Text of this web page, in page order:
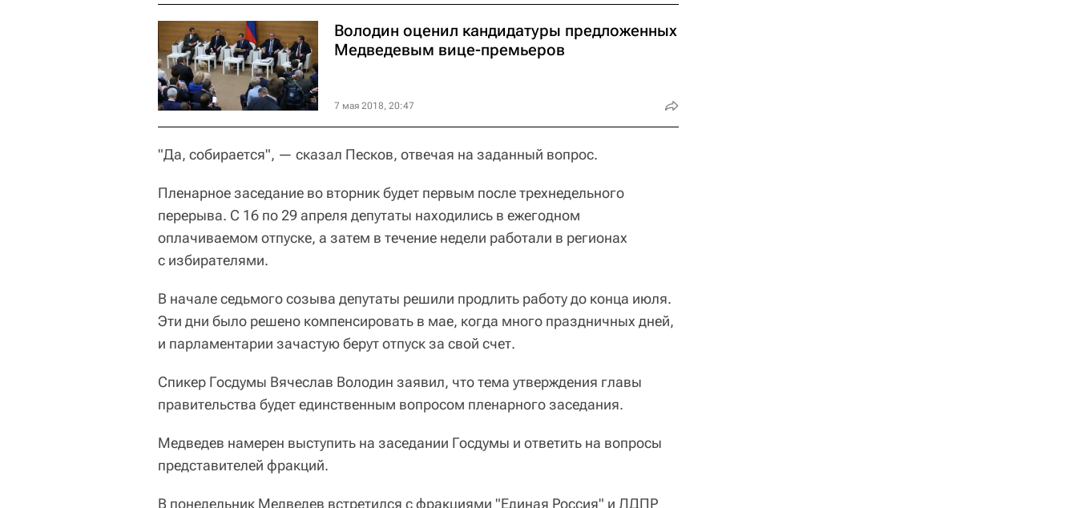
Володин оценил кандидатуры предложенных
Медведевым вице-премьеров
7 мая 2018, 20:47
"Да, собирается", — сказал Песков, отвечая на заданный вопрос.
Пленарное заседание во вторник будет первым после трехнедельного
перерыва. С 16 по 29 апреля депутаты находились в ежегодном
оплачиваемом отпуске, а затем в течение недели работали в регионах
с избирателями.
В начале седьмого созыва депутаты решили продлить работу до конца июля.
Эти дни было решено компенсировать в мае, когда много праздничных дней,
и парламентарии зачастую берут отпуск за свой счет.
Спикер Госдумы Вячеслав Володин заявил, что тема утверждения главы
правительства будет единственным вопросом пленарного заседания.
Медведев намерен выступить на заседании Госдумы и ответить на вопросы
представителей фракций.
В понедельник Медведев встретился с фракциями "Единая Россия" и ЛДПР